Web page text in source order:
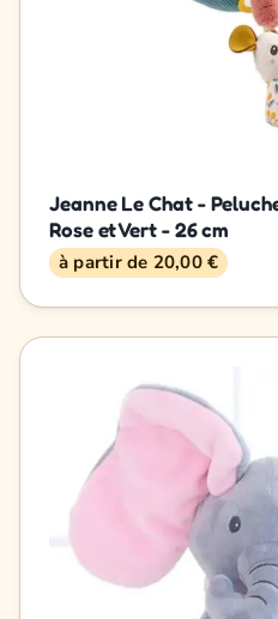
Jeanne Le Chat -
Rose et Vert - 26 cm
à partir de 20,00 €